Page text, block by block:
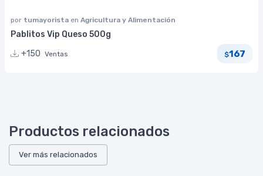
por tumayorista en Agricultura y Alimentación
Pablitos Vip Queso 500g
+150 Ventas $167
Productos relacionados
Ver más relacionados